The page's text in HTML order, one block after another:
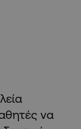
να